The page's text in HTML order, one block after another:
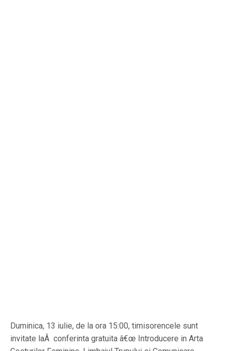
Duminica, 13 iulie, de la ora 15:00, timisorencele sunt
invitate laÂ conferinta gratuita â€œ Introducere in Arta